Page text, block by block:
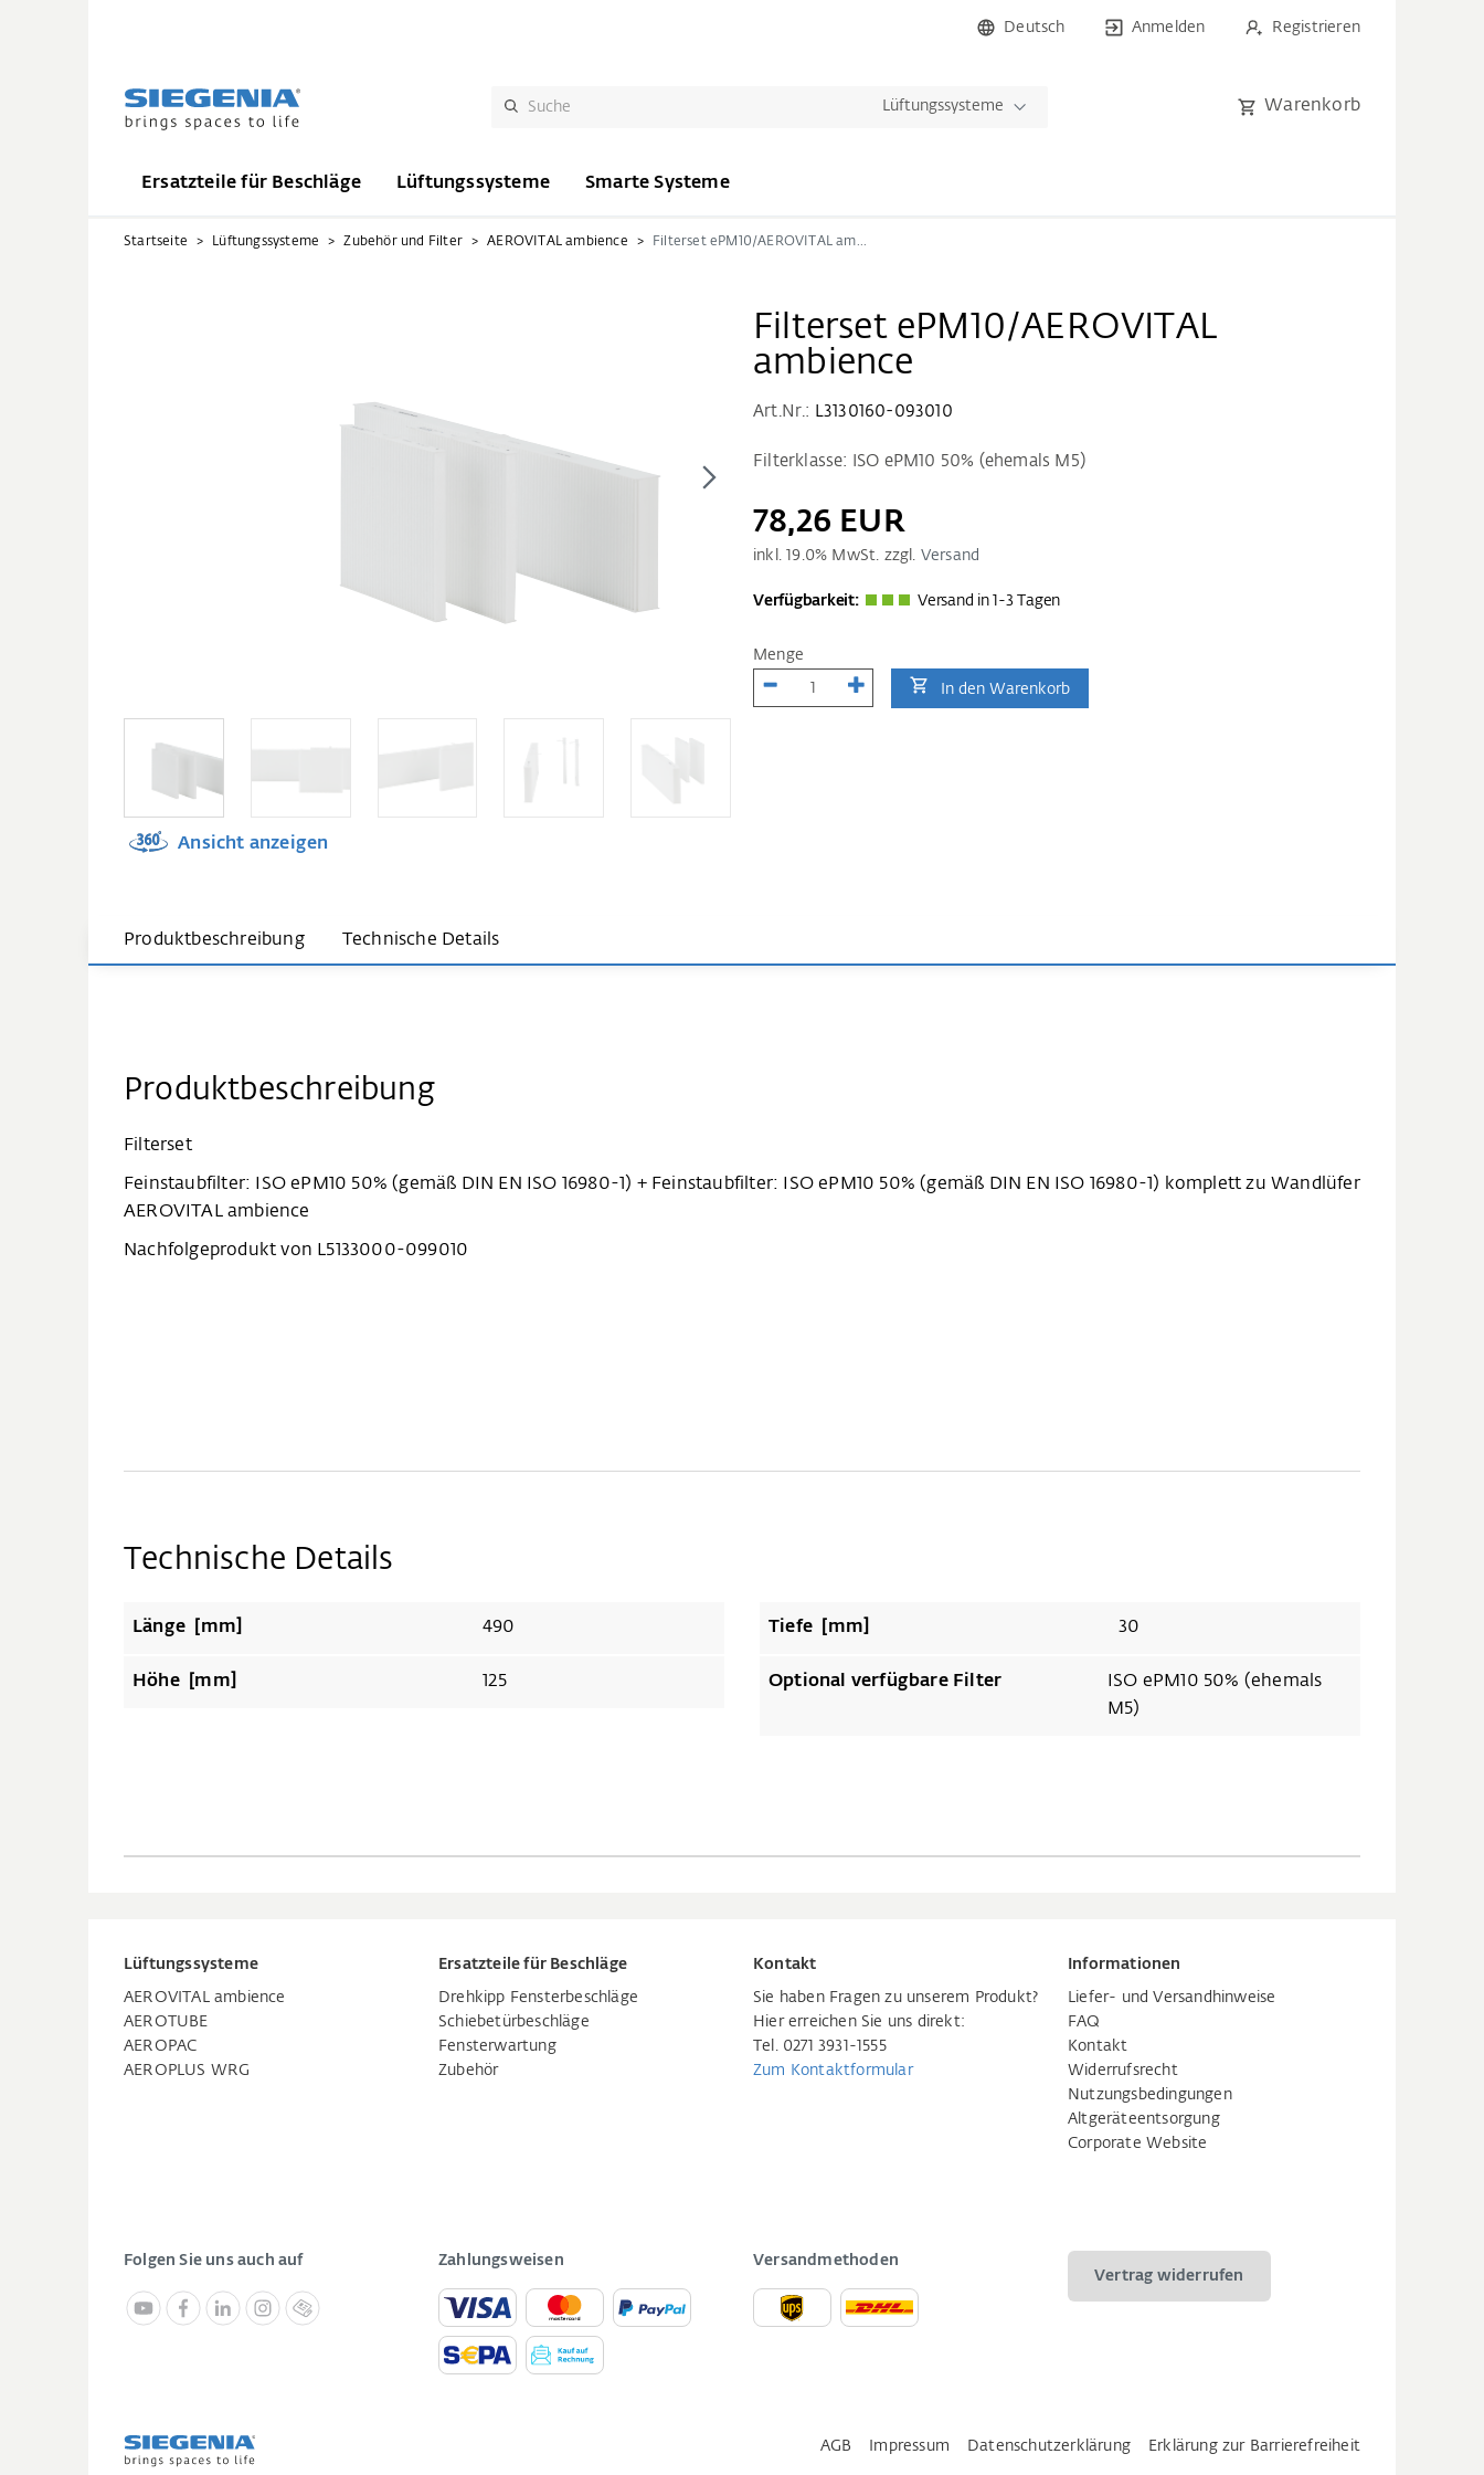
Deutsch Anmelden Registrieren
Lüftungssysteme Warenkorb
Ersatzteile für Beschläge Lüftungssysteme Smarte Systeme
Startseite Lüftungssysteme Zubehör und Filter AEROVITAL ambience Filterset ePM10/AEROVITAL ambience
Ansicht anzeigen
Filterset ePM10/AEROVITAL
ambience
Art.Nr.: L3130160-093010
Filterklasse: ISO ePM10 50% (ehemals M5)
78,26 EUR
inkl. 19.0% MwSt. zzgl. Versand
Verfügbarkeit: Versand in 1-3 Tagen
Menge
In den Warenkorb
Produktbeschreibung Technische Details
Produktbeschreibung
Filterset
Feinstaubfilter: ISO ePM10 50% (gemäß DIN EN ISO 16980-1) + Feinstaubfilter: ISO ePM10 50% (gemäß DIN EN ISO 16980-1) komplett zu Wandlüfer
AEROVITAL ambience
Nachfolgeprodukt von L5133000-099010
Technische Details
Länge [mm] 490
Höhe [mm] 125
Tiefe [mm] 30
Optional verfügbare Filter
ISO ePM10 50% (ehemals
M5)
Lüftungssysteme
AEROVITAL ambience
AEROTUBE
AEROPAC
AEROPLUS WRG
Ersatzteile für Beschläge
Drehkipp Fensterbeschläge
Schiebetürbeschläge
Fensterwartung
Zubehör
Kontakt
Sie haben Fragen zu unserem Produkt?
Hier erreichen Sie uns direkt:
Tel. 0271 3931-1555
Zum Kontaktformular
Informationen
Liefer- und Versandhinweise
FAQ
Kontakt
Widerrufsrecht
Nutzungsbedingungen
Altgeräteentsorgung
Corporate Website
Folgen Sie uns auch auf Zahlungsweisen
Versandmethoden
Vertrag widerrufen
AGB Impressum Datenschutzerklärung Erklärung zur Barrierefreiheit